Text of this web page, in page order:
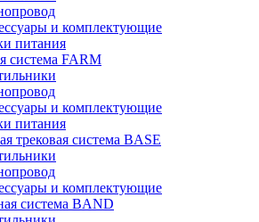
и комплектующие
питания
система FARM
и комплектующие
питания
трековая система BASE
и комплектующие
система BAND